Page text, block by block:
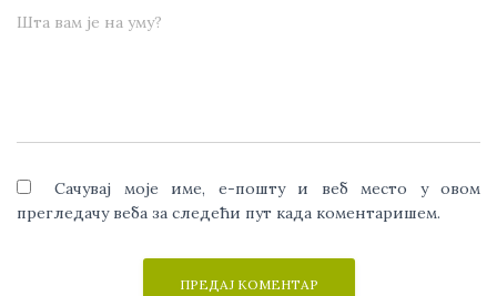
Шта вам је на уму?
Сачувај моје име, е-пошту и веб место у овом
прегледачу веба за следећи пут када коментаришем.